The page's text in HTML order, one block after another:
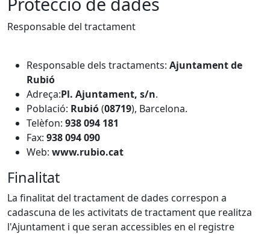
Responsable del tractament
Responsable dels tractaments: Ajuntament de
Rubió
Adreça:Pl. Ajuntament, s/n.
Població: Rubió(08719), Barcelona.
Telèfon: 938 094 181
Fax: 938 094 090
Web: www.rubio.cat
Finalitat
La finalitat del tractament de dades correspon a
cadascuna de les activitats de tractament que realitza
l'Ajuntament i que seran accessibles en el registre